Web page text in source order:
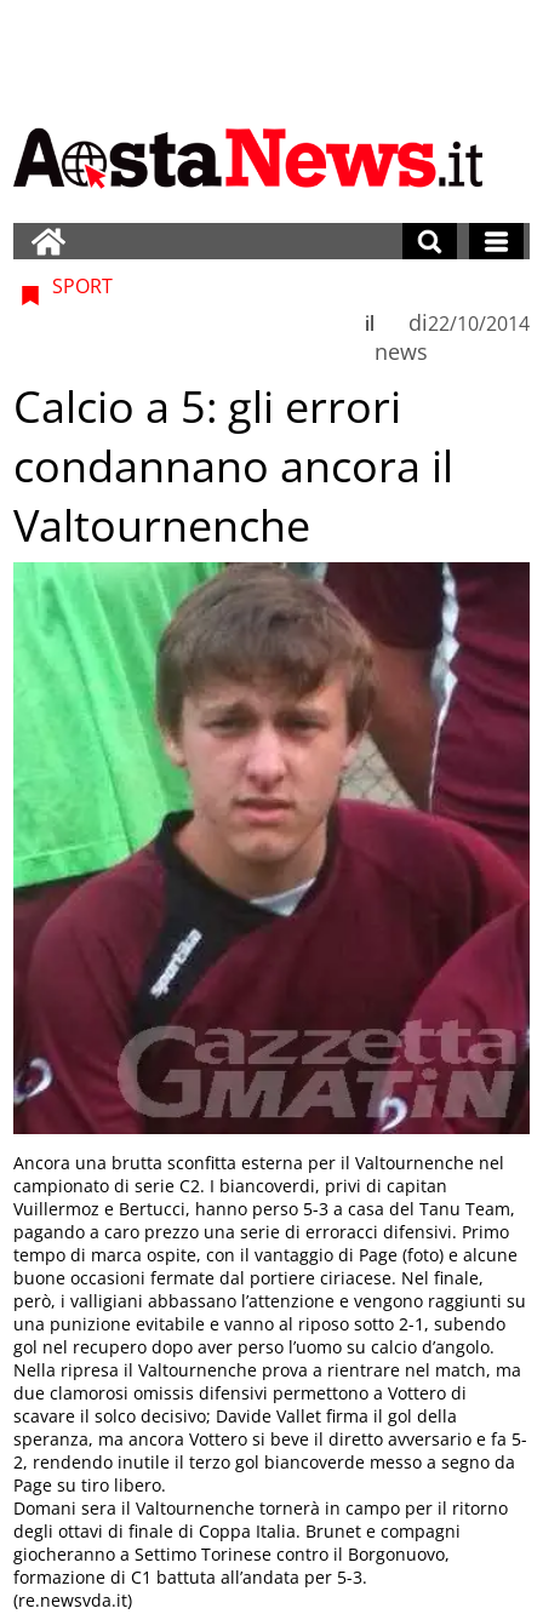
SPORT
di
news
il 22/10/2014
Calcio a 5: gli errori
condannano ancora il
Valtournenche
Ancora una brutta sconfitta esterna per il Valtournenche nel
campionato di serie C2. I biancoverdi, privi di capitan
Vuillermoz e Bertucci, hanno perso 5-3 a casa del Tanu Team,
pagando a caro prezzo una serie di erroracci difensivi. Primo
tempo di marca ospite, con il vantaggio di Page (foto) e alcune
buone occasioni fermate dal portiere ciriacese. Nel finale,
però, i valligiani abbassano l’attenzione e vengono raggiunti su
una punizione evitabile e vanno al riposo sotto 2-1, subendo
gol nel recupero dopo aver perso l’uomo su calcio d’angolo.
Nella ripresa il Valtournenche prova a rientrare nel match, ma
due clamorosi omissis difensivi permettono a Vottero di
scavare il solco decisivo; Davide Vallet firma il gol della
speranza, ma ancora Vottero si beve il diretto avversario e fa 5-
2, rendendo inutile il terzo gol biancoverde messo a segno da
Page su tiro libero.
Domani sera il Valtournenche tornerà in campo per il ritorno
degli ottavi di finale di Coppa Italia. Brunet e compagni
giocheranno a Settimo Torinese contro il Borgonuovo,
formazione di C1 battuta all’andata per 5-3.
(re.newsvda.it)